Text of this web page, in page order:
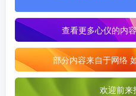
查看更多心仪的内容
部分内容来自于网络
欢迎前来